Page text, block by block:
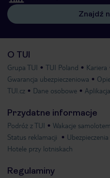
Znajdź
O TUI
Grupa TUI TUI Poland Kariera
Gwarancja ubezpieczeniowa
TUI.cz
Dane osobowe
Przydatne informacje
Podróż z TUI Wakacje samolotem
Status reklamacji
Ubezpieczenia
Hotele przy lotniskach
Regulaminy